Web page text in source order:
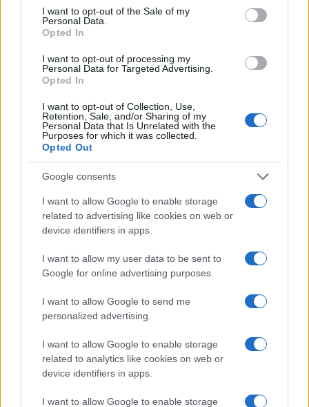
consent section.
I want to opt-out of the Sale of my
Personal Data.
Opted In
I want to opt-out of processing my
Personal Data for Targeted Advertising.
Opted In
I want to opt-out of Collection, Use,
Retention, Sale, and/or Sharing of my
Personal Data that Is Unrelated with the
Purposes for which it was collected.
Opted Out
Google consents
I want to allow Google to enable storage
related to advertising like cookies on web or
device identifiers in apps.
I want to allow my user data to be sent to
Google for online advertising purposes.
I want to allow Google to send me
personalized advertising.
I want to allow Google to enable storage
related to analytics like cookies on web or
device identifiers in apps.
I want to allow Google to enable storage
Ροή Ειδήσεων
ΣΑΝ ΣΗΜΕΡΑ – 6 Αυγούστου 1870:
Μάχες του Spicheren και του Wörth, ο
γερμανικός στρατός διαλύει τους
Γάλλους
SNCASE SE.5000 Baroudeur: το γαλλικό
μαχητικό που… ξέχασε τους τροχούς
προσγείωσης
Litening: Η Αμερικανική Αεροπορία